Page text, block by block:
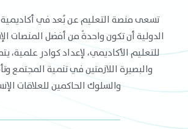
تسعى منصة التعليم عن بُعد في أكاديمية
الدولية أن تكون واحدةً من أفضل المنصات
للتعليم الأكاديمي، لإعداد كوادر علمية،
والبصيرة اللازمتين في تنمية المجتمع
والسلوك الحاكمين للعلاقات